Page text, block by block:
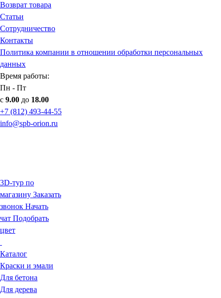
Возврат товара
Статьи
Сотрудничество
Контакты
Политика компании в отношении обработки персональных
данных
Время работы:
Пн - Пт
с 9.00 до 18.00
+7 (812) 493-44-55
info@spb-orion.ru
3D-тур по
магазину Заказать
звонок Начать
чат Подобрать
цвет
Каталог
Краски и эмали
Для бетона
Для дерева